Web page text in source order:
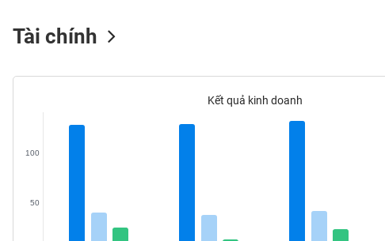
Tài chính
Kết quả kinh doanh
50
100
LIỆU